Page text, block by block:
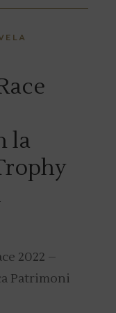
la
2022 –
Patrimoni